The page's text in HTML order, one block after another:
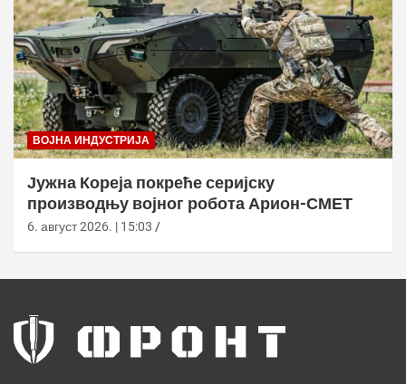
ВОЈНА ИНДУСТРИЈА
Јужна Кореја покреће серијску
производњу војног робота Арион-СМЕТ
6. август 2026. | 15:03